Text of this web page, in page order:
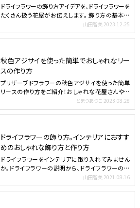
ドライフラワーの飾り方アイデアを、ドライフラワーを
たくさん扱う花屋がお伝えします。 飾り方の基本か
山田智美 2023.12.25
秋色アジサイを使った簡単でおしゃれなリー
スの作り方
プリザーブドフラワーの秋色アジサイを使った簡単
リースの作り方をご紹介！おしゃれな花屋さんや洋
とまつあつこ 2023.08.28
ドライフラワーの飾り方。インテリアにおすす
めのおしゃれな飾り方と作り方
ドライフラワーをインテリアに取り入れてみません
か。ドライフラワーの説明から、ドライフラワーの種
山田智美 2021.08.16